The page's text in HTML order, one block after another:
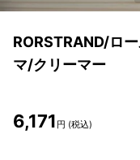
RORSTRAND/ロ
マ/クリーマー
6,171 円 (税込)